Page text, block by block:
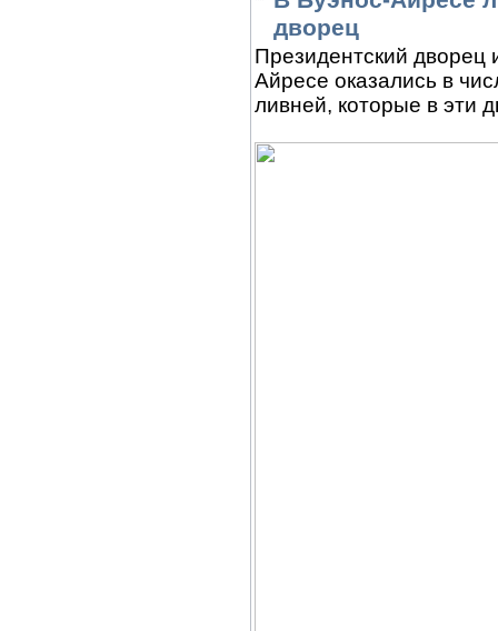
дворец
Президентский дворец
Айресе оказались в
ливней, которые в эти